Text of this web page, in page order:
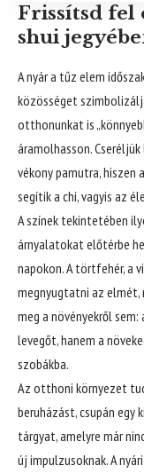
Frissítsd fel
shui
A nyár a tűz elem
közösséget
otthonunkat is
áramolhasson.
vékony pamutra, hiszen a
segítik a chi, vagyis az
A színek tekintetében
árnyalatokat előtérbe
napokon. A törtfehér, a
megnyugtatni az
meg a növényekről
levegőt, hanem a
szobákba.
Az otthoni környezet
beruházást, csupán egy
tárgyat, amelyre már
új impulzusoknak. A